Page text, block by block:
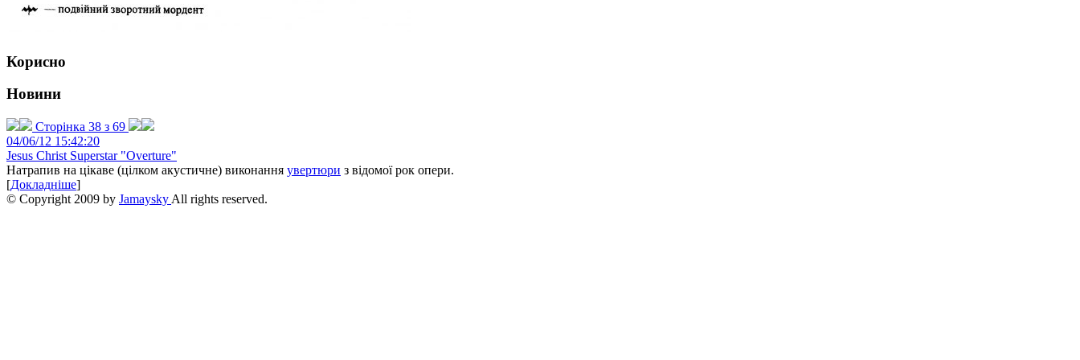
Корисно
Новини
Сторінка 38 з 69
04/06/12 15:42:20
Jesus Christ Superstar "Overture"
Натрапив на цікаве (цілком акустичне) виконання увертюри з відомої рок опери.
[Докладніше]
© Copyright 2009 by Jamaysky All rights reserved.